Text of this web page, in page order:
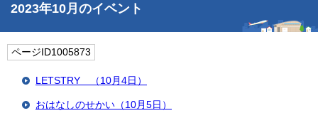
2023年10月のイベント
ページID1005873
LETSTRY （10月4日）
おはなしのせかい（10月5日）